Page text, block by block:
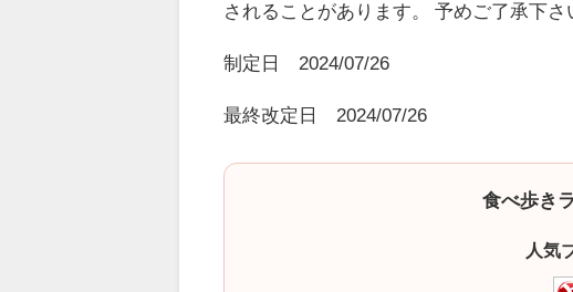
されることがあります。 予めご了承下さ
制定日 2024/07/26
最終改定日 2024/07/26
食べ歩き
人気